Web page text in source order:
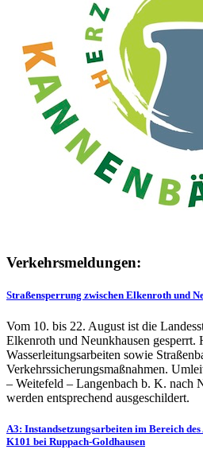
Verkehrsmeldungen:
Straßensperrung zwischen Elkenroth und
Vom 10. bis 22. August ist die
Elkenroth und Neunkhausen
Wasserleitungsarbeiten sowie
Verkehrssicherungsmaßnahmen.
– Weitefeld – Langenbach b. K. nach
werden entsprechend ausgeschildert.
A3: Instandsetzungsarbeiten im Bereich
K101 bei Ruppach-Goldhausen